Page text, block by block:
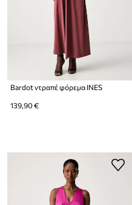
Bardot ντραπέ φόρεμα INES
139,90 €